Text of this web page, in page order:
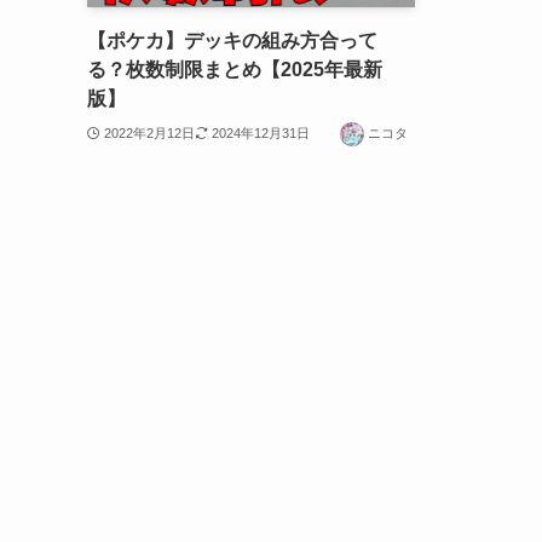
【ポケカ】デッキの組み方合って
る？枚数制限まとめ【2025年最新
版】
2022年2月12日 2024年12月31日 ニコタ